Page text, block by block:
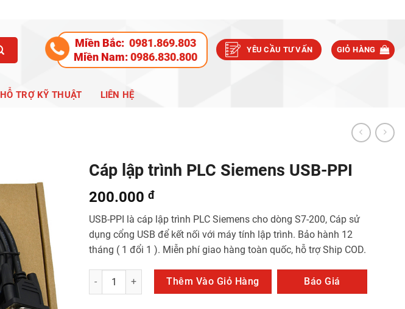
Miền Bắc: 0981.869.803
Miền Nam:0986.830.800
YÊU CẦU TƯ VẤN GIỎ HÀNG
HỖ TRỢ KỸ THUẬT LIÊN HỆ
Cáp lập trình PLC Siemens USB-PPI
200.000đ
USB-PPI là cáp lập trình PLC Siemens cho dòng S7-200, Cáp sử
dụng cổng USB để kết nối với máy tính lập trình. Bảo hành 12
tháng ( 1 đổi 1 ). Miễn phí giao hàng toàn quốc, hỗ trợ Ship COD.
Cáp lập trình PLC Siemens USB-PPI số lượng
Thêm Vào Giỏ Hàng Báo Giá